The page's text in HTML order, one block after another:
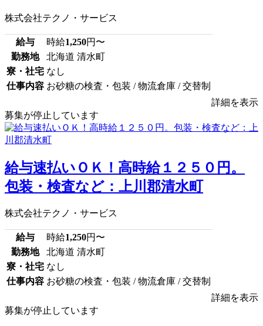
株式会社テクノ・サービス
給与 時給1,250円〜
勤務地
北海道 清水町
寮・社宅 なし
仕事内容 お砂糖の検査・包装 / 物流倉庫 / 交替制
詳細を表示
募集が停止しています
給与速払いＯＫ！高時給１２５０円。
包装・検査など：上川郡清水町
株式会社テクノ・サービス
給与 時給1,250円〜
勤務地
北海道 清水町
寮・社宅 なし
仕事内容 お砂糖の検査・包装 / 物流倉庫 / 交替制
詳細を表示
募集が停止しています